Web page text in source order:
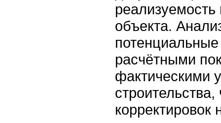
реализуемость
объекта.
расчётными
фактическими
корректировок